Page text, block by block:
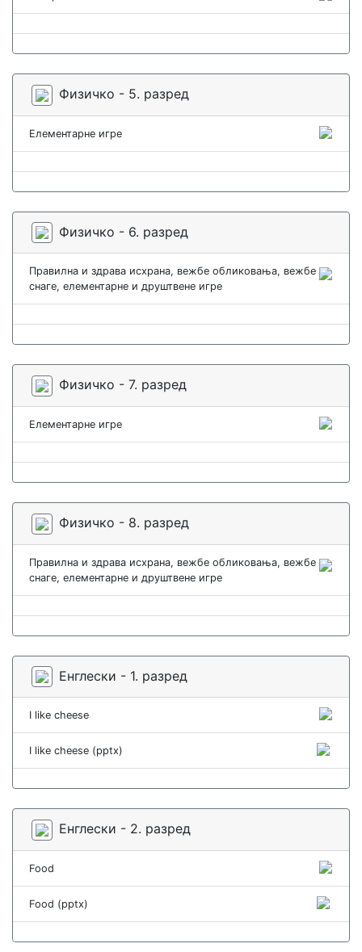
Физичко - 5. разред
Елементарне игре
Физичко - 6. разред
Правилна и здрава исхрана, вежбе обликовања, вежбе
снаге, елементарне и друштвене игре
Физичко - 7. разред
Елементарне игре
Физичко - 8. разред
Правилна и здрава исхрана, вежбе обликовања, вежбе
снаге, елементарне и друштвене игре
Енглески - 1. разред
I like cheese
I like cheese (pptx)
Енглески - 2. разред
Food
Food (pptx)